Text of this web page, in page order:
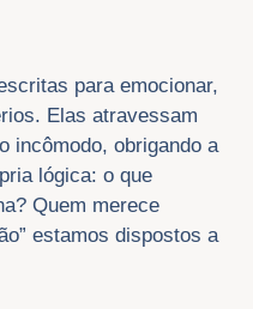
para emocionar,
Elas atravessam
incômodo, obrigando a
lógica: o que
Quem merece
estamos dispostos a